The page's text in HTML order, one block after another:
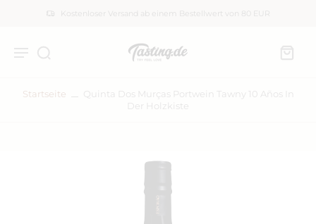
Kostenloser Versand ab einem Bestellwert von 80 EUR
Startseite
Quinta Dos Murças Portwein Tawny 10 Años In
Der Holzkiste